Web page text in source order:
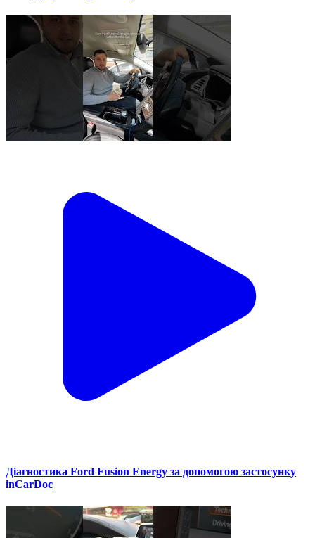
Діагностика Ford Fusion Energy за допомогою застосунку
inCarDoc